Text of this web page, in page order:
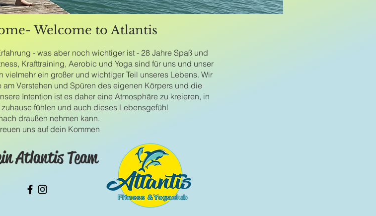
Welcome to Atlantis
- was aber noch wichtiger ist - 28 Jahre Spaß und
Krafttraining, Aerobic und Yoga sind für uns und unser
vielmehr ein großer und wichtiger Teil unseres Lebens. Wir
Verstehen und Spüren des eigenen Körpers und die
Intention ist es daher eine Atmosphäre zu kreieren, in
fühlen und auch dieses Lebensgefühl
draußen nehmen kann.
uns auf dein Kommen
Atlantis Team